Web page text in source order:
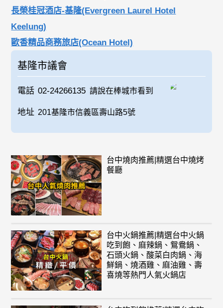
長榮桂冠酒店-基隆(Evergreen Laurel Hotel
Keelung)
歐香精品商務旅店(Ocean Hotel)
基隆市議會
電話 02-24266135 請說在棒城市看到
地址 201基隆市信義區壽山路5號
台中燒肉推薦|精選台中燒烤
餐廳
台中火鍋推薦|精選台中火鍋
吃到飽、麻辣鍋、鴛鴦鍋、
石頭火鍋、酸菜白肉鍋、海
鮮鍋、燒酒雞、麻油雞、壽
喜燒等熱門人氣火鍋店